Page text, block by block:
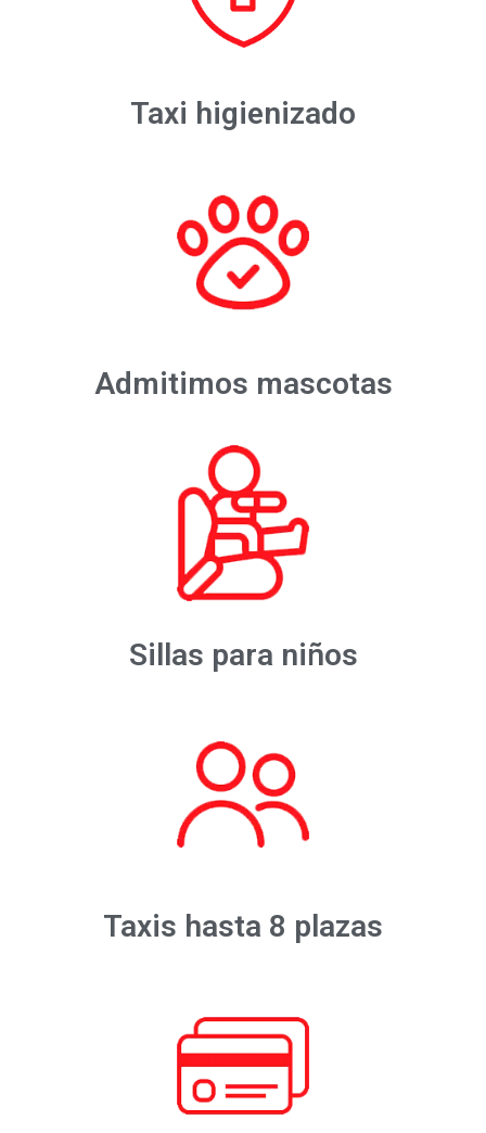
Taxi higienizado
Admitimos mascotas
Sillas para niños
Taxis hasta 8 plazas